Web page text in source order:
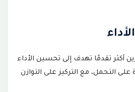
أكثر تقدمًا تهدف إلى تحسين الأداء
على التحمل، مع التركيز على التوازن